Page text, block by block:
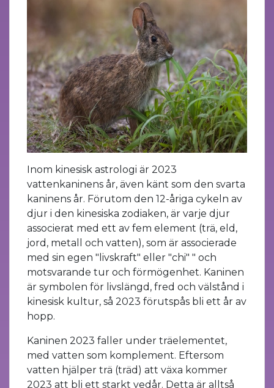
Inom kinesisk astrologi är 2023
vattenkaninens år, även känt som den svarta
kaninens år. Förutom den 12-åriga cykeln av
djur i den kinesiska zodiaken, är varje djur
associerat med ett av fem element (trä, eld,
jord, metall och vatten), som är associerade
med sin egen "livskraft" eller "chi" " och
motsvarande tur och förmögenhet. Kaninen
är symbolen för livslängd, fred och välstånd i
kinesisk kultur, så 2023 förutspås bli ett år av
hopp.
Kaninen 2023 faller under träelementet,
med vatten som komplement. Eftersom
vatten hjälper trä (träd) att växa kommer
2023 att bli ett starkt vedår. Detta är alltså